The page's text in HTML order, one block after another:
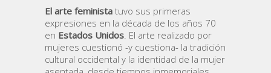
El arte feminista tuvo sus primeras
expresiones en la década de los años 70
en Estados Unidos. El arte realizado por
mujeres cuestionó -y cuestiona- la tradición
cultural occidental y la identidad de la mujer